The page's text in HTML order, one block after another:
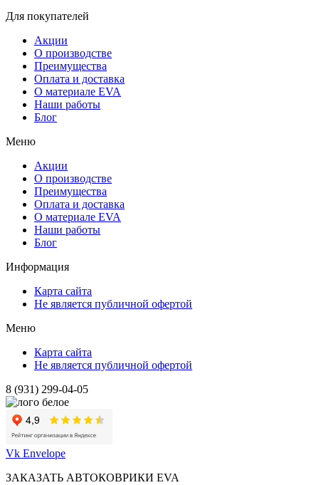
Для покупателей
Акции
О производстве
Преимущества
Оплата и доставка
О материале EVA
Наши работы
Блог
Меню
Акции
О производстве
Преимущества
Оплата и доставка
О материале EVA
Наши работы
Блог
Информация
Карта сайта
Не является публичной офертой
Меню
Карта сайта
Не является публичной офертой
8 (931) 299-04-05
Vk Envelope
ЗАКАЗАТЬ АВТОКОВРИКИ EVA